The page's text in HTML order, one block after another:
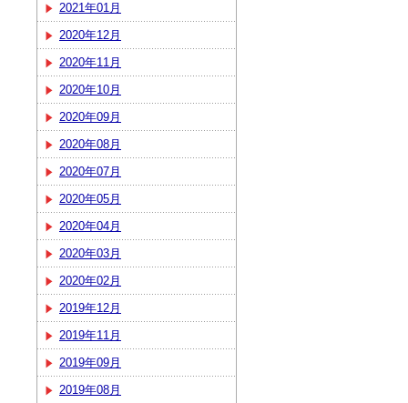
2021年01月
2020年12月
2020年11月
2020年10月
2020年09月
2020年08月
2020年07月
2020年05月
2020年04月
2020年03月
2020年02月
2019年12月
2019年11月
2019年09月
2019年08月